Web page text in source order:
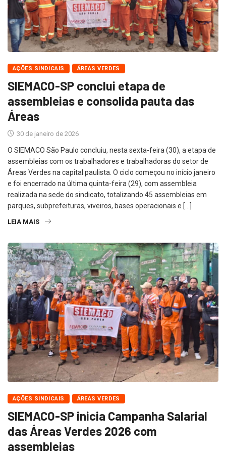
AÇÕES SINDICAIS ÁREAS VERDES
SIEMACO-SP conclui etapa de
assembleias e consolida pauta das
Áreas
30 de janeiro de 2026
O SIEMACO São Paulo concluiu, nesta sexta-feira (30), a etapa de
assembleias com os trabalhadores e trabalhadoras do setor de
Áreas Verdes na capital paulista. O ciclo começou no início janeiro
e foi encerrado na última quinta-feira (29), com assembleia
realizada na sede do sindicato, totalizando 45 assembleias em
parques, subprefeituras, viveiros, bases operacionais e […]
LEIA MAIS
AÇÕES SINDICAIS ÁREAS VERDES
SIEMACO-SP inicia Campanha Salarial
das Áreas Verdes 2026 com
assembleias